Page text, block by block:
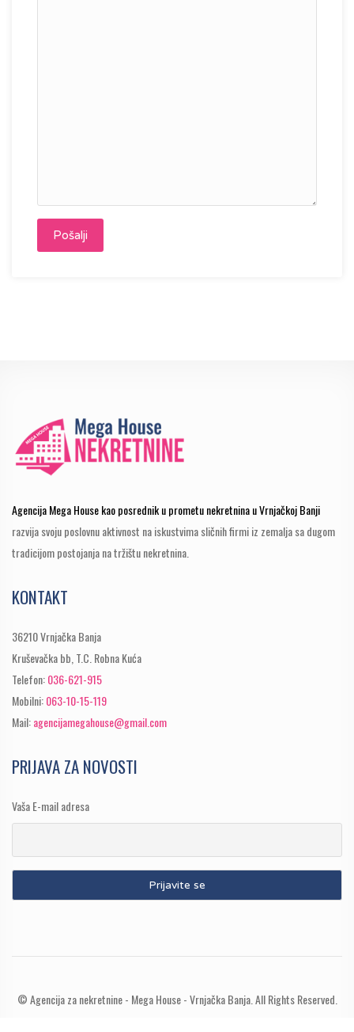
Agencija Mega House kao posrednik u prometu nekretnina u Vrnjačkoj Banji
razvija svoju poslovnu aktivnost na iskustvima sličnih firmi iz zemalja sa dugom
tradicijom postojanja na tržištu nekretnina.
KONTAKT
36210 Vrnjačka Banja
Kruševačka bb, T.C. Robna Kuća
Telefon:036-621-915
Mobilni:063-10-15-119
Mail:agencijamegahouse@gmail.com
PRIJAVA ZA NOVOSTI
Vaša E-mail adresa
© Agencija za nekretnine - Mega House - Vrnjačka Banja. All Rights Reserved.